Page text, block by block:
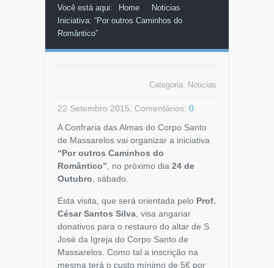
Você está aqui: Home
Noticias
Iniciativa: “Por outros Caminhos do
Romântico”
Categoria: Noticias
22 Setembro 2015, Comentários: 0
A Confraria das Almas do Corpo Santo
de Massarelos vai organizar a iniciativa
“Por outros Caminhos do
Romântico” , no próximo dia 24 de
Outubro , sábado.
Esta visita, que será orientada pelo Prof.
César Santos Silva , visa angariar
donativos para o restauro do altar de S.
José da Igreja do Corpo Santo de
Massarelos. Como tal a inscrição na
mesma terá o custo mínimo de 5€ por